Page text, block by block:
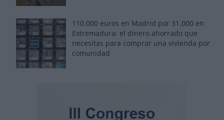
110.000 euros en Madrid por 31.000 en
Extremadura: el dinero ahorrado que
necesitas para comprar una vivienda por
comunidad